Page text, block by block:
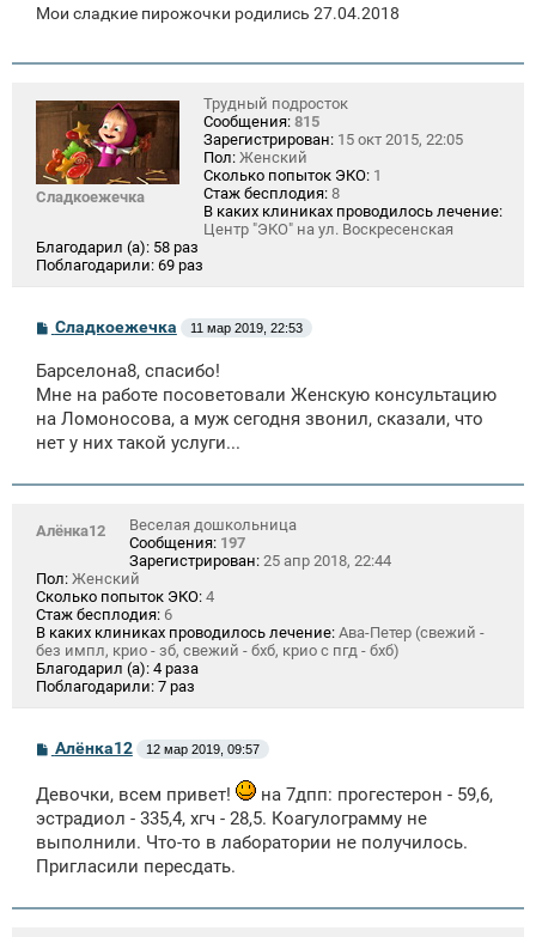
Мои сладкие пирожочки родились 27.04.2018
Сладкоежечка
Трудный подросток
Сообщения: 815
Зарегистрирован: 15 окт 2015, 22:05
Пол: Женский
Сколько попыток ЭКО: 1
Стаж бесплодия: 8
В каких клиниках проводилось лечение:
Центр "ЭКО" на ул. Воскресенская
Благодарил (а): 58 раз
Поблагодарили: 69 раз
С
о
б
щ
н
и
Сладкоежечка 11 мар 2019, 22:53
Барселона8, спасибо!
Мне на работе посоветовали Женскую консультацию
на Ломоносова, а муж сегодня звонил, сказали, что
нет у них такой услуги...
Алёнка12
Веселая дошкольница
Сообщения: 197
Зарегистрирован: 25 апр 2018, 22:44
Пол: Женский
Сколько попыток ЭКО: 4
Стаж бесплодия: 6
В каких клиниках проводилось лечение: Ава-Петер (свежий -
без импл, крио - зб, свежий - бхб, крио с пгд - бхб)
Благодарил (а): 4 раза
Поблагодарили: 7 раз
С
о
б
щ
е
н
и
е
Алёнка12 12 мар 2019, 09:57
Девочки, всем привет!
на 7дпп: прогестерон - 59,6,
эстрадиол - 335,4, хгч - 28,5. Коагулограмму не
выполнили. Что-то в лаборатории не получилось.
Пригласили пересдать.